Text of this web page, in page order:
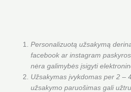
Personalizuotą užsakymą
facebook ar instagram
nėra galimybės įsigyti
Užsakymas įvykdomas per 2 –
užsakymo paruošimas gali